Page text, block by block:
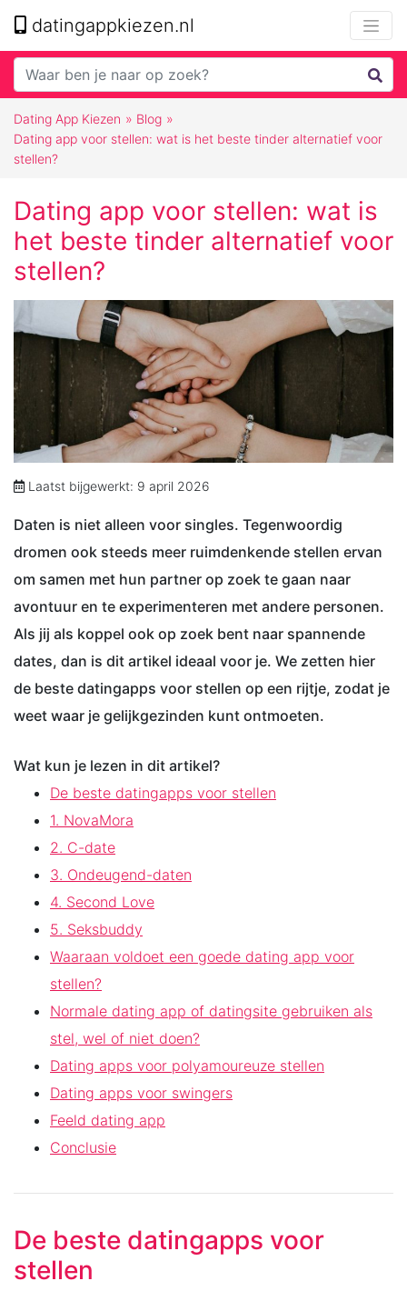
datingappkiezen.nl
Dating App Kiezen » Blog »
Dating app voor stellen: wat is het beste tinder alternatief voor
stellen?
Dating app voor stellen: wat is
het beste tinder alternatief voor
stellen?
Laatst bijgewerkt: 9 april 2026
Daten is niet alleen voor singles. Tegenwoordig
dromen ook steeds meer ruimdenkende stellen ervan
om samen met hun partner op zoek te gaan naar
avontuur en te experimenteren met andere personen.
Als jij als koppel ook op zoek bent naar spannende
dates, dan is dit artikel ideaal voor je. We zetten hier
de beste datingapps voor stellen op een rijtje, zodat je
weet waar je gelijkgezinden kunt ontmoeten.
Wat kun je lezen in dit artikel?
De beste datingapps voor stellen
1. NovaMora
2. C-date
3. Ondeugend-daten
4. Second Love
5. Seksbuddy
Waaraan voldoet een goede dating app voor
stellen?
Normale dating app of datingsite gebruiken als
stel, wel of niet doen?
Dating apps voor polyamoureuze stellen
Dating apps voor swingers
Feeld dating app
Conclusie
De beste datingapps voor
stellen